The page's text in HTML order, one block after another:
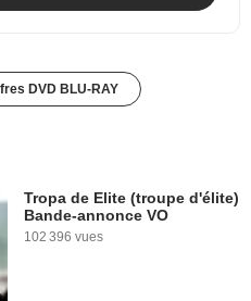
DVD BLU-RAY
Tropa de Elite (troupe d'élite)
Bande-annonce VO
102 396 vues